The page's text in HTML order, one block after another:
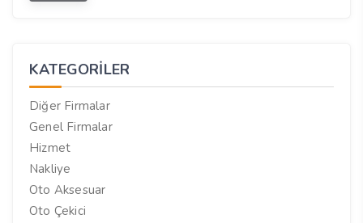
KATEGORILER
Diğer Firmalar
Genel Firmalar
Hizmet
Nakliye
Oto Aksesuar
Oto Çekici